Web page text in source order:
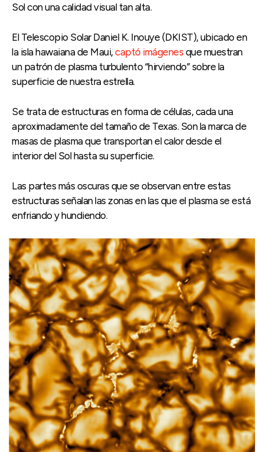
Sol con una calidad visual tan alta.
El Telescopio Solar Daniel K. Inouye (DKIST), ubicado en
la isla hawaiana de Maui, captó imágenes que muestran
un patrón de plasma turbulento “hirviendo” sobre la
superficie de nuestra estrella.
Se trata de estructuras en forma de células, cada una
aproximadamente del tamaño de Texas. Son la marca de
masas de plasma que transportan el calor desde el
interior del Sol hasta su superficie.
Las partes más oscuras que se observan entre estas
estructuras señalan las zonas en las que el plasma se está
enfriando y hundiendo.